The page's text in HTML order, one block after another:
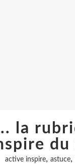
la
du
active inspire, astuce,